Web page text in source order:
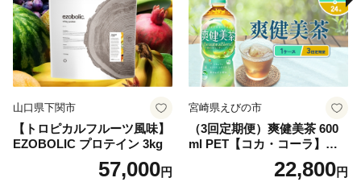
忍野村
山口県下関市
【トロピカルフルーツ風味】
EZOBOLIC プロテイン 3kg
57,000円
宮崎県えびの市
（3回定期便）爽健美茶 600
ml PET【コカ・コーラ】ペ
ットボトル 1ケース(24本) 定
期便 3回(72本) セット お茶
22,800円